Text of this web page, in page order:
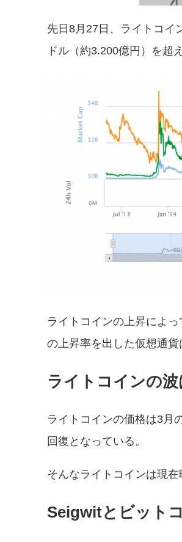
先日8月27日、ライトコイ
ドル（約3.200億円）を超
ライトコインの上昇によ
の上昇率を出した仮想通貨
ライトコインの波
ライトコインの価格は3月
回復となっている。
そんなライトコインは現
Seigwitとビット